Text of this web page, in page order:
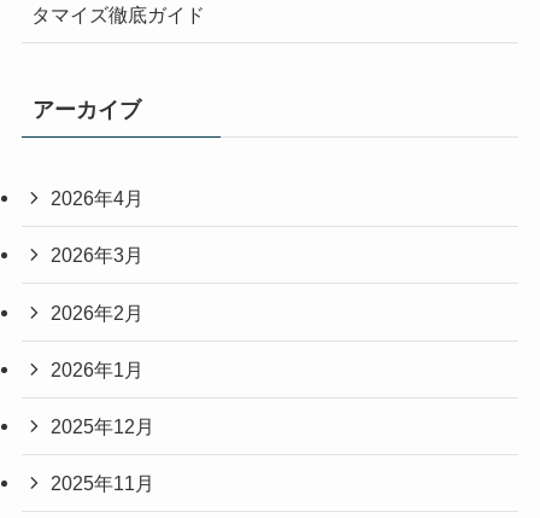
タマイズ徹底ガイド
アーカイブ
2026年4月
2026年3月
2026年2月
2026年1月
2025年12月
2025年11月